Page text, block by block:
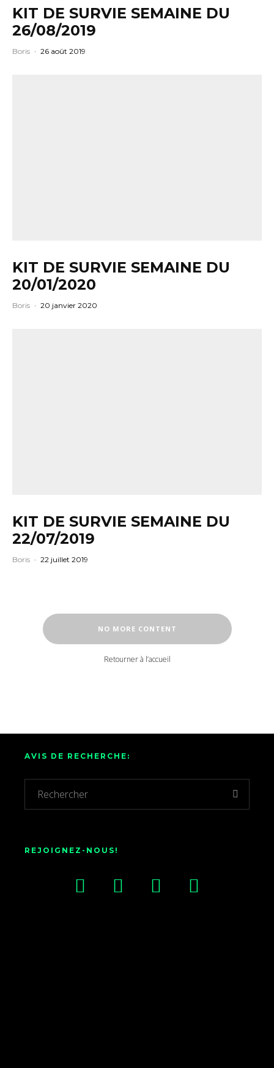
KIT DE SURVIE SEMAINE DU
26/08/2019
Boris · 26 août 2019
KIT DE SURVIE SEMAINE DU
20/01/2020
Boris · 20 janvier 2020
KIT DE SURVIE SEMAINE DU
22/07/2019
Boris · 22 juillet 2019
NO MORE CONTENT
Retourner à l’accueil
AVIS DE RECHERCHE:
REJOIGNEZ-NOUS!